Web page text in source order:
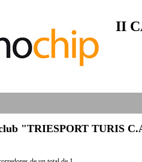
II
"TRIESPORT TURIS